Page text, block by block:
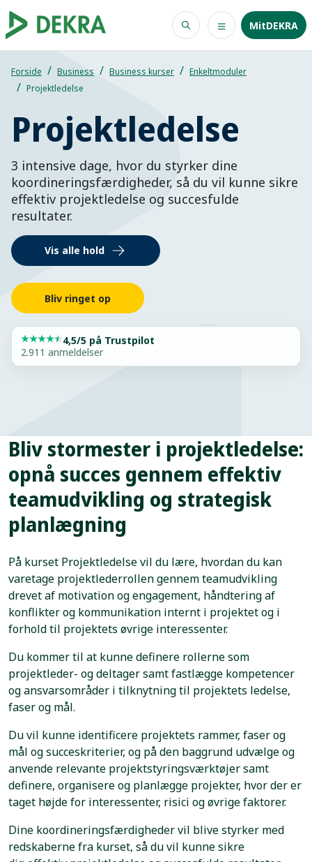
MitDEKRA
Forside Business Business kurser
Enkeltmoduler
Projektledelse
Projektledelse
3 intensive dage, hvor du styrker dine
koordineringsfærdigheder, så du vil kunne sikre
effektiv projektledelse og succesfulde
resultater.
Vis alle hold
Bliv ringet op
★★★★★4,5/5 på Trustpilot
2.911 anmeldelser
Bliv stormester i projektledelse:
opnå succes gennem effektiv
teamudvikling og strategisk
planlægning
På kurset Projektledelse vil du lære, hvordan du kan
varetage projektlederrollen gennem teamudvikling
drevet af motivation og engagement, håndtering af
konflikter og kommunikation internt i projektet og i
forhold til projektets øvrige interessenter.
Du kommer til at kunne definere rollerne som
projektleder- og deltager samt fastlægge kompetencer
og ansvarsområder i tilknytning til projektets ledelse,
faser og mål.
Du vil kunne identificere projektets rammer, faser og
mål og succeskriterier, og på den baggrund udvælge og
anvende relevante projektstyringsværktøjer samt
definere, organisere og planlægge projekter, hvor der er
taget højde for interessenter, risici og øvrige faktorer.
Dine koordineringsfærdigheder vil blive styrker med
redskaberne fra kurset, så du vil kunne sikre